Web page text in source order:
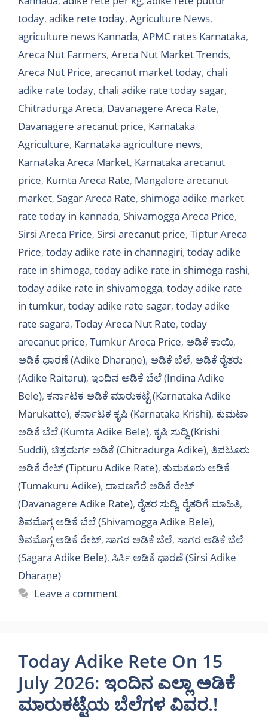
today, adike rete today, Agriculture News,
agriculture news Kannada, APMC rates Karnataka,
Areca Nut Farmers, Areca Nut Market Trends,
Areca Nut Price, arecanut market today, chali
adike rate today, chali adike rate today sagar,
Chitradurga Areca, Davanagere Areca Rate,
Davanagere arecanut price, Karnataka
Agriculture, Karnataka agriculture news,
Karnataka Areca Market, Karnataka arecanut
price, Kumta Areca Rate, Mangalore arecanut
market, Sagar Areca Rate, shimoga adike market
rate today in kannada, Shivamogga Areca Price,
Sirsi Areca Price, Sirsi arecanut price, Tiptur Areca
Price, today adike rate in channagiri, today adike
rate in shimoga, today adike rate in shimoga rashi,
today adike rate in shivamogga, today adike rate
in tumkur, today adike rate sagar, today adike
rate sagara, Today Areca Nut Rate, today
arecanut price, Tumkur Areca Price, ಅಡಿಕೆ ಕಾಯಿ,
ಅಡಿಕೆ ಧಾರಣೆ (Adike Dharaṇe), ಅಡಿಕೆ ಬೆಲೆ, ಅಡಿಕೆ ರೈತರು
(Adike Raitaru), ಇಂದಿನ ಅಡಿಕೆ ಬೆಲೆ (Indina Adike
Bele), ಕರ್ನಾಟಕ ಅಡಿಕೆ ಮಾರುಕಟ್ಟೆ (Karnataka Adike
Marukatte), ಕರ್ನಾಟಕ ಕೃಷಿ (Karnataka Krishi), ಕುಮಟಾ
ಅಡಿಕೆ ಬೆಲೆ (Kumta Adike Bele), ಕೃಷಿ ಸುದ್ದಿ (Krishi
Suddi), ಚಿತ್ರದುರ್ಗ ಅಡಿಕೆ (Chitradurga Adike), ತಿಪಟೂರು
ಅಡಿಕೆ ರೇಟ್ (Tipturu Adike Rate), ತುಮಕೂರು ಅಡಿಕೆ
(Tumakuru Adike), ದಾವಣಗೆರೆ ಅಡಿಕೆ ರೇಟ್
(Davanagere Adike Rate), ರೈತರ ಸುದ್ದಿ, ರೈತರಿಗೆ ಮಾಹಿತಿ,
ಶಿವಮೊಗ್ಗ ಅಡಿಕೆ ಬೆಲೆ (Shivamogga Adike Bele),
ಶಿವಮೊಗ್ಗ ಅಡಿಕೆ ರೇಟ್, ಸಾಗರ ಅಡಿಕೆ ಬೆಲೆ, ಸಾಗರ ಅಡಿಕೆ ಬೆಲೆ
(Sagara Adike Bele), ಸಿರ್ಸಿ ಅಡಿಕೆ ಧಾರಣೆ (Sirsi Adike
Dharaṇe)
Leave a comment
Today Adike Rete On 15
July 2026: ಇಂದಿನ ಎಲ್ಲಾ ಅಡಿಕೆ
ಮಾರುಕಟ್ಟೆಯ ಬೆಲೆಗಳ ವಿವರ.!